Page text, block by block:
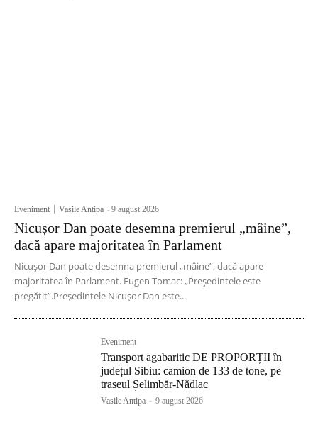
Eveniment Vasile Antipa -9 august 2026
Nicușor Dan poate desemna premierul „mâine”,
dacă apare majoritatea în Parlament
Nicușor Dan poate desemna premierul „mâine”, dacă apare
majoritatea în Parlament. Eugen Tomac: „Președintele este
pregătit”.Președintele Nicușor Dan este...
Eveniment
Transport agabaritic DE PROPORȚII în
județul Sibiu: camion de 133 de tone, pe
traseul Șelimbăr-Nădlac
Vasile Antipa - 9 august 2026